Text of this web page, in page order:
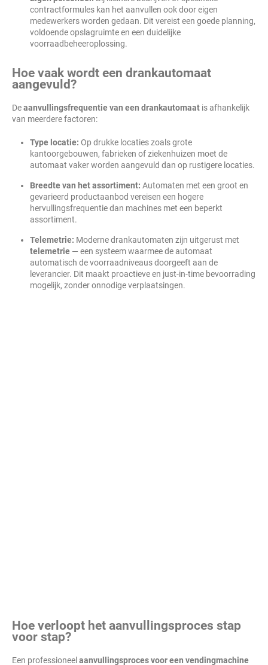
contractformules kan het aanvullen ook door eigen
medewerkers worden gedaan. Dit vereist een goede planning,
voldoende opslagruimte en een duidelijke
voorraadbeheeroplossing.
Hoe vaak wordt een drankautomaat
aangevuld?
Deaanvullingsfrequentie van een drankautomaat is afhankelijk
van meerdere factoren:
Type locatie: Op drukke locaties zoals grote
kantoorgebouwen, fabrieken of ziekenhuizen moet de
automaat vaker worden aangevuld dan op rustigere locaties.
Breedte van het assortiment: Automaten met een groot en
gevarieerd productaanbod vereisen een hogere
hervullingsfrequentie dan machines met een beperkt
assortiment.
Telemetrie: Moderne drankautomaten zijn uitgerust met
telemetrie — een systeem waarmee de automaat
automatisch de voorraadniveaus doorgeeft aan de
leverancier. Dit maakt proactieve en just-in-time bevoorrading
mogelijk, zonder onnodige verplaatsingen.
Hoe verloopt het aanvullingsproces stap
voor stap?
Een professioneel aanvullingsproces voor een vendingmachine